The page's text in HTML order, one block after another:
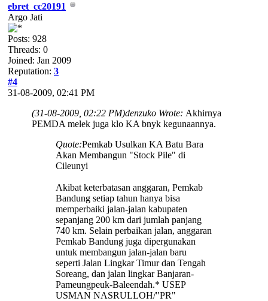
ebret_cc20191
Argo Jati
Posts: 928
Threads: 0
Joined: Jan 2009
Reputation: 3
#4
31-08-2009, 02:41 PM
(31-08-2009, 02:22 PM)denzuko Wrote: Akhirnya
PEMDA melek juga klo KA bnyk kegunaannya.
Quote:Pemkab Usulkan KA Batu Bara
Akan Membangun "Stock Pile" di
Cileunyi
Akibat keterbatasan anggaran, Pemkab
Bandung setiap tahun hanya bisa
memperbaiki jalan-jalan kabupaten
sepanjang 200 km dari jumlah panjang
740 km. Selain perbaikan jalan, anggaran
Pemkab Bandung juga dipergunakan
untuk membangun jalan-jalan baru
seperti Jalan Lingkar Timur dan Tengah
Soreang, dan jalan lingkar Banjaran-
Pameungpeuk-Baleendah.* USEP
USMAN NASRULLOH/"PR"